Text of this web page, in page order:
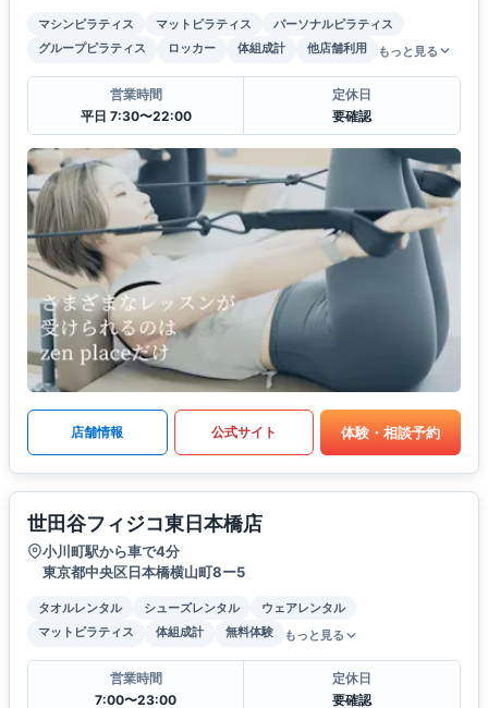
マシンピラティス マットピラティス
パーソナルピラティス
グループピラティス
ロッカー 体組成計 他店舗利用 もっと見る
営業時間
平日 7:30〜22:00
定休日
要確認
店舗情報 公式サイト 体験・相談予約
世田谷フィジコ東日本橋店
小川町駅から車で4分
東京都中央区日本橋横山町8ー5
タオルレンタル シューズレンタル
ウェアレンタル
マットピラティス
体組成計 無料体験 もっと見る
営業時間
7:00〜23:00
定休日
要確認